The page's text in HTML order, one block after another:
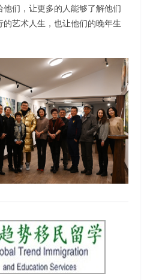
们，让更多的人能够了解他们
艺术人生，也让他们的晚年生